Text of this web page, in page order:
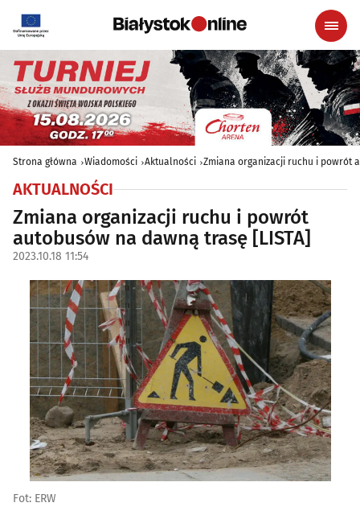
Strona główna Wiadomości Aktualności Zmiana organizacji ruchu i powrót
AKTUALNOŚCI
Zmiana organizacji ruchu i powrót
autobusów na dawną trasę [LISTA]
2023.10.18 11:54
Fot: ERW